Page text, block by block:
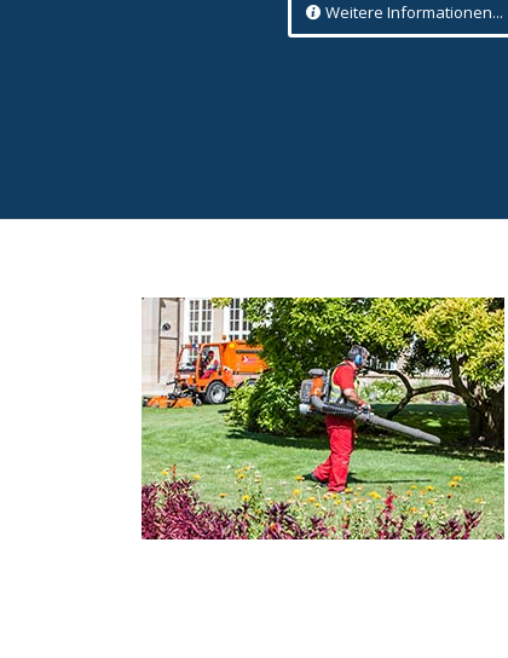
Weitere Informationen...